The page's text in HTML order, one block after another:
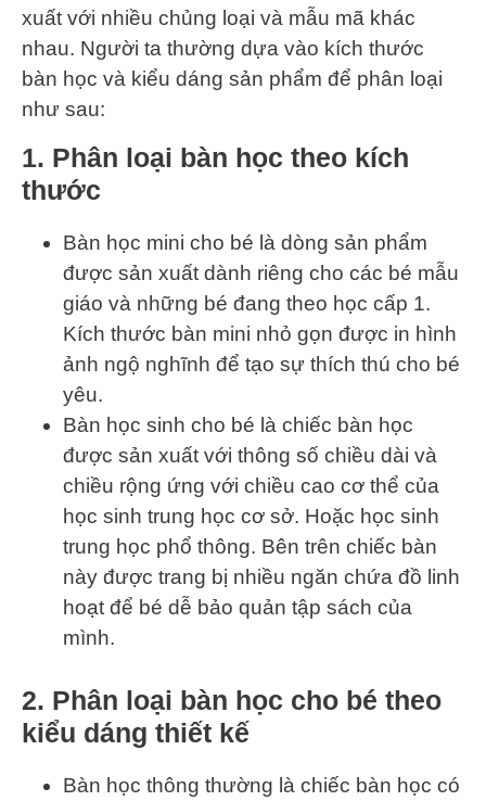
xuất với nhiều chủng loại và mẫu mã khác
nhau. Người ta thường dựa vào kích thước
bàn học và kiểu dáng sản phẩm để phân loại
như sau:
1. Phân loại bàn học theo kích
thước
Bàn học mini cho bé là dòng sản phẩm
được sản xuất dành riêng cho các bé mẫu
giáo và những bé đang theo học cấp 1.
Kích thước bàn mini nhỏ gọn được in hình
ảnh ngộ nghĩnh để tạo sự thích thú cho bé
yêu.
Bàn học sinh cho bé là chiếc bàn học
được sản xuất với thông số chiều dài và
chiều rộng ứng với chiều cao cơ thể của
học sinh trung học cơ sở. Hoặc học sinh
trung học phổ thông. Bên trên chiếc bàn
này được trang bị nhiều ngăn chứa đồ linh
hoạt để bé dễ bảo quản tập sách của
mình.
2. Phân loại bàn học cho bé theo
kiểu dáng thiết kế
Bàn học thông thường là chiếc bàn học có